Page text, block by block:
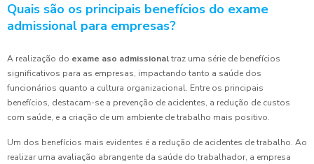
Quais são os principais benefícios do exame
admissional para empresas?
A realização do exame aso admissionaltraz uma série de benefícios
significativos para as empresas, impactando tanto a saúde dos
funcionários quanto a cultura organizacional. Entre os principais
benefícios, destacam-se a prevenção de acidentes, a redução de custos
com saúde, e a criação de um ambiente de trabalho mais positivo.
Um dos benefícios mais evidentes é a redução de acidentes de trabalho. Ao
realizar uma avaliação abrangente da saúde do trabalhador, a empresa